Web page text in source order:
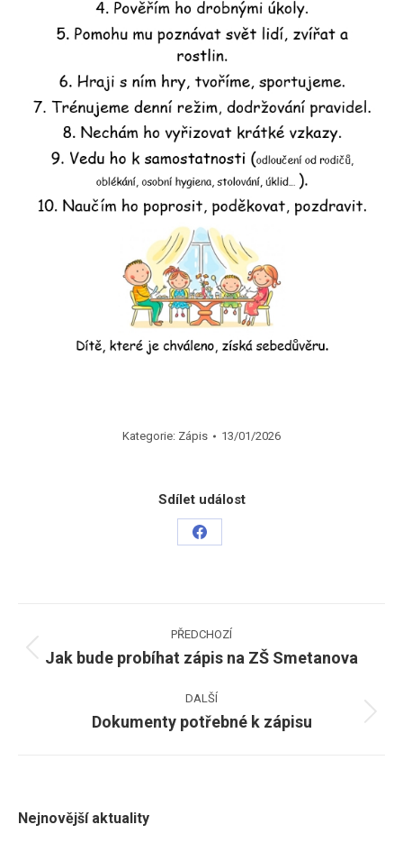
Kategorie: Zápis 13/01/2026
Sdílet událost
Share
navigation
PŘEDCHOZÍ
Previous
Jak bude probíhat zápis na ZŠ Smetanova
DALŠÍ
Next
Dokumenty potřebné k zápisu
Nejnovější aktuality